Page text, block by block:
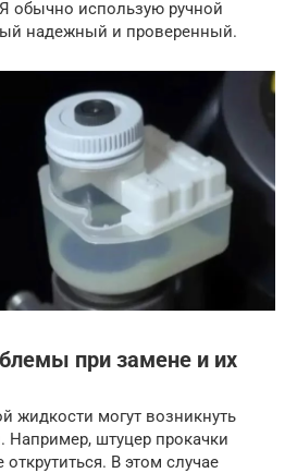
обычно использую ручной
надежный и проверенный.
при замене и их
жидкости могут возникнуть
штуцер прокачки
В этом случае